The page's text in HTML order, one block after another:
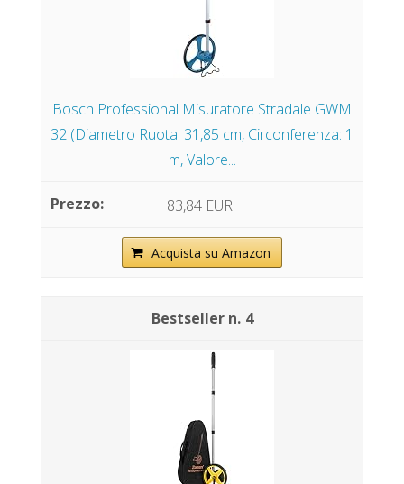
Bosch Professional Misuratore Stradale GWM
32 (Diametro Ruota: 31,85 cm, Circonferenza: 1
m, Valore...
83,84 EUR
Acquista su Amazon
4